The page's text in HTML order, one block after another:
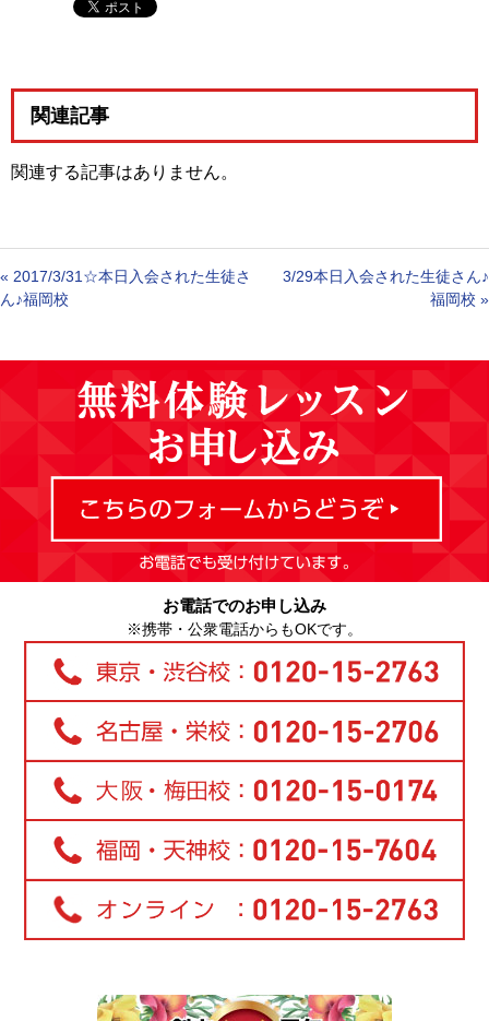
関連記事
関連する記事はありません。
« 2017/3/31☆本日入会された生徒さ
ん♪福岡校
3/29本日入会された生徒さん♪
福岡校 »
お電話でのお申し込み
※携帯・公衆電話からもOKです。